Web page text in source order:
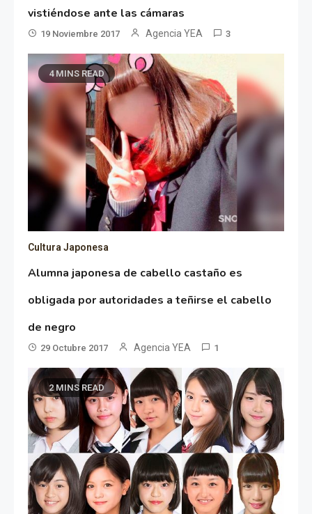
vistiéndose ante las cámaras
19 Noviembre 2017 Agencia YEA 3
4 MINS READ
Cultura Japonesa
Alumna japonesa de cabello castaño es
obligada por autoridades a teñirse el cabello
de negro
29 Octubre 2017 Agencia YEA 1
2 MINS READ